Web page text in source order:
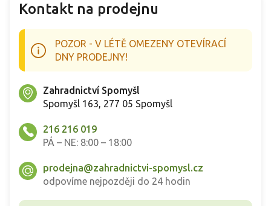
Kontakt na prodejnu
POZOR - V LÉTĚ OMEZENY OTEVÍRACÍ
DNY PRODEJNY!
Zahradnictví Spomyšl
Spomyšl 163, 277 05 Spomyšl
216 216 019
PÁ – NE: 8:00 – 18:00
prodejna@zahradnictvi-spomysl.cz
odpovíme nejpozději do 24 hodin